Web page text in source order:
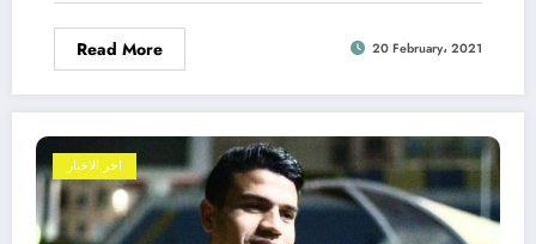
Read More 20 February، 2021
اخر الاخبار